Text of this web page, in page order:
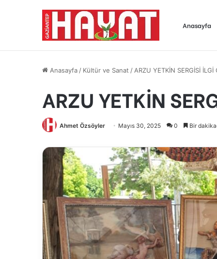
Anasayfa
Anasayfa / Kültür ve Sanat / ARZU YETKİN SERGİSİ İLGİ
ARZU YETKİN
Ahmet Özsöyler Mayıs 30, 2025 0 Bir